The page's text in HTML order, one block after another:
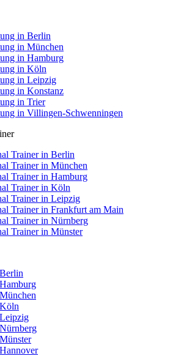
in Berlin
in München
in Hamburg
in Köln
in Leipzig
in Konstanz
in Trier
in Villingen-Schwenningen
Trainer in Berlin
Trainer in München
Trainer in Hamburg
Trainer in Köln
Trainer in Leipzig
Trainer in Frankfurt am Main
Trainer in Nürnberg
Trainer in Münster